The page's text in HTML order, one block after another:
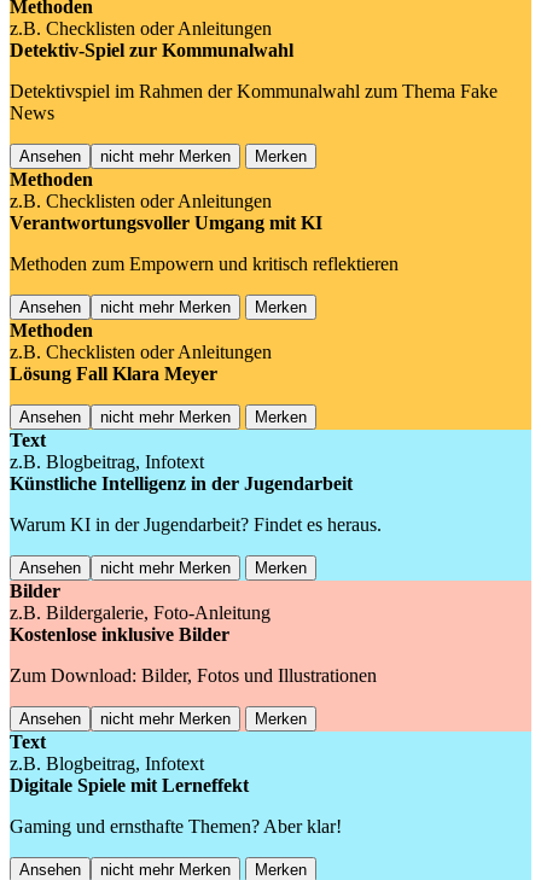
Methoden
z.B. Checklisten oder Anleitungen
Detektiv-Spiel zur Kommunalwahl
Detektivspiel im Rahmen der Kommunalwahl zum Thema Fake
News
Ansehen nicht mehr Merken Merken
Methoden
z.B. Checklisten oder Anleitungen
Verantwortungsvoller Umgang mit KI
Methoden zum Empowern und kritisch reflektieren
Ansehen nicht mehr Merken Merken
Methoden
z.B. Checklisten oder Anleitungen
Lösung Fall Klara Meyer
Ansehen nicht mehr Merken Merken
Text
z.B. Blogbeitrag, Infotext
Künstliche Intelligenz in der Jugendarbeit
Warum KI in der Jugendarbeit? Findet es heraus.
Ansehen nicht mehr Merken Merken
Bilder
z.B. Bildergalerie, Foto-Anleitung
Kostenlose inklusive Bilder
Zum Download: Bilder, Fotos und Illustrationen
Ansehen nicht mehr Merken Merken
Text
z.B. Blogbeitrag, Infotext
Digitale Spiele mit Lerneffekt
Gaming und ernsthafte Themen? Aber klar!
Ansehen nicht mehr Merken Merken